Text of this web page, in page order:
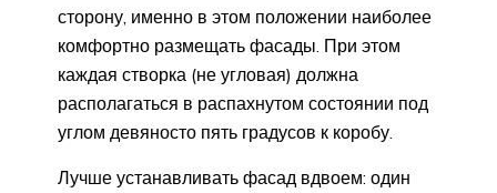
сторону, именно в этом положении наиболее
комфортно размещать фасады. При этом
каждая створка (не угловая) должна
располагаться в распахнутом состоянии под
углом девяносто пять градусов к коробу.
Лучше устанавливать фасад вдвоем: один